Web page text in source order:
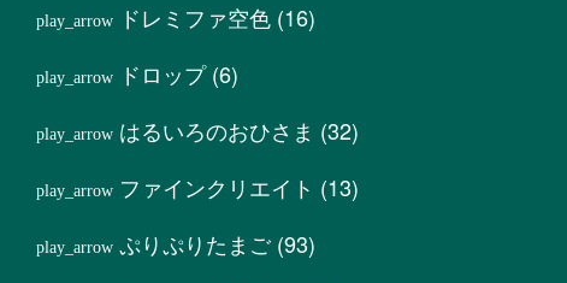
ドレミファ空色 (16)
ドロップ(6)
はるいろのおひさま (32)
ファインクリエイト (13)
ぷりぷりたまご (93)